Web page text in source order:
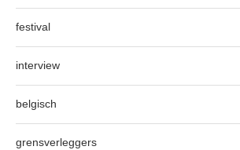
festival
interview
belgisch
grensverleggers